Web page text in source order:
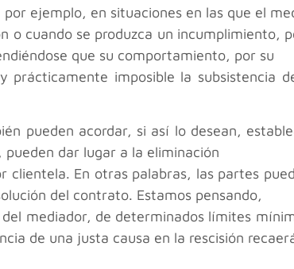
ejemplo, en situaciones en las que el
o cuando se produzca un incumplimiento,
que su comportamiento, por su
prácticamente imposible la subsistencia
pueden acordar, si así lo desean,
dar lugar a la eliminación
clientela. En otras palabras, las partes
del contrato. Estamos pensando,
mediador, de determinados límites
de una justa causa en la rescisión